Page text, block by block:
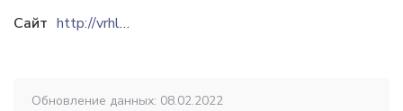
Сайт
http://vrhleshos.by
Обновление данных: 08.02.2022